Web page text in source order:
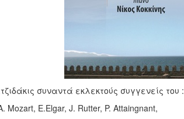
συναντά εκλεκτούς συγγενείς του :
Mozart, E.Elgar, J. Rutter, P. Attaingnant,